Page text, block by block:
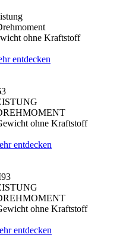
ohne Kraftstoff
entdecken
ohne Kraftstoff
entdecken
ohne Kraftstoff
entdecken